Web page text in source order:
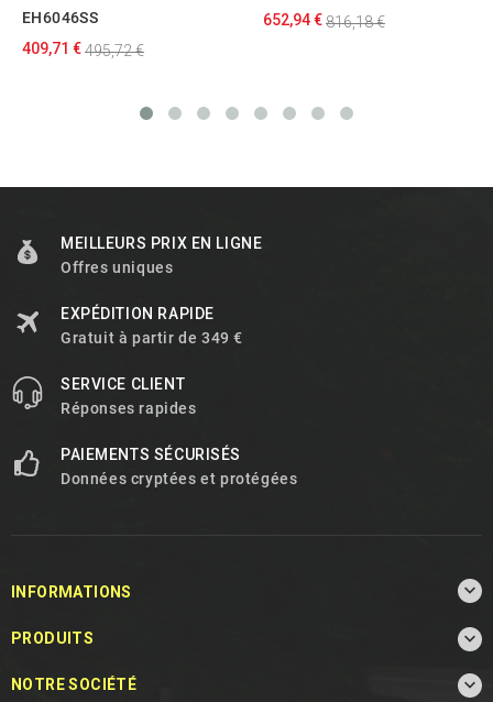
EH6046SS
409,71 €495,72 €
652,94 €816,18 €
MEILLEURS PRIX EN LIGNE
Offres uniques
EXPÉDITION RAPIDE
Gratuit à partir de 349 €
SERVICE CLIENT
Réponses rapides
PAIEMENTS SÉCURISÉS
Données cryptées et protégées
INFORMATIONS 
PRODUITS 
NOTRE SOCIÉTÉ 